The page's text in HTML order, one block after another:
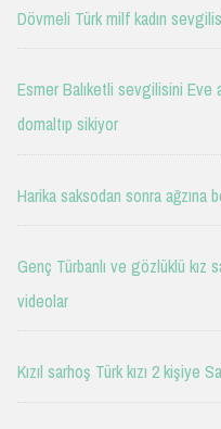
Dövmeli Türk milf kadın
Esmer Balıketli sevgilisini
domaltıp sikiyor
Harika saksodan sonra ağzına
Genç Türbanlı ve gözlüklü kız
videolar
Kızıl sarhoş Türk kızı 2 kişiye